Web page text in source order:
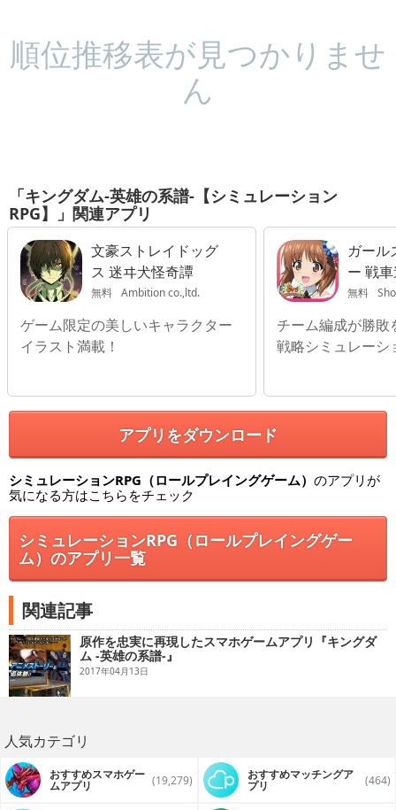
順位推移表が見つかりませ
ん
「キングダム-英雄の系譜-【シミュレーション
RPG】」関連アプリ
文豪ストレイドッグ
ス 迷ヰ犬怪奇譚
無料 Ambition co.,ltd.
ゲーム限定の美しいキャラクター
イラスト満載！
ガール
ー 戦
無料
チーム編成が勝敗
戦略シミュレーシ
アプリをダウンロード
シミュレーションRPG（ロールプレイングゲーム） のアプリが
気になる方はこちらをチェック
シミュレーションRPG（ロールプレイングゲー
ム）のアプリ一覧
関連記事
原作を忠実に再現したスマホゲームアプリ『キングダ
ム -英雄の系譜-』
2017年04月13日
人気カテゴリ
おすすめスマホゲー
ムアプリ (19,279) おすすめマッチングア
プリ (464)